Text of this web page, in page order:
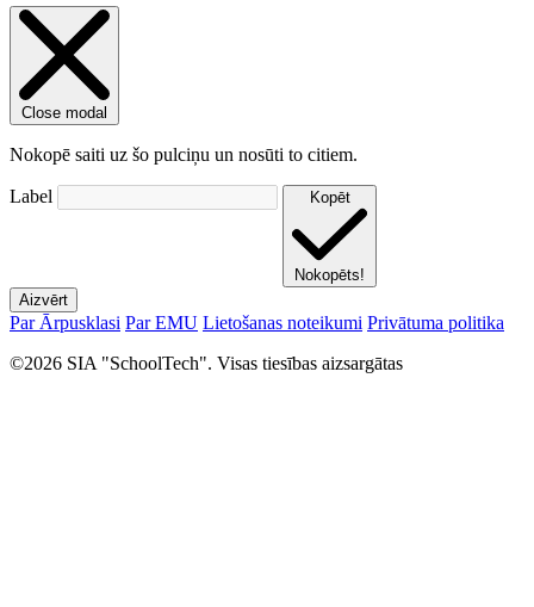
Close modal
Nokopē saiti uz šo pulciņu un nosūti to citiem.
Label Kopēt
Nokopēts!
Aizvērt
Par Ārpusklasi Par EMU Lietošanas noteikumi Privātuma politika
©2026 SIA "SchoolTech". Visas tiesības aizsargātas